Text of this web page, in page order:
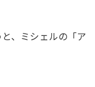
、ミシェルの「ア